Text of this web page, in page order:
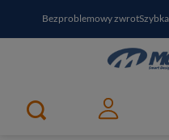
Bezproblemowy zwrot
PayPo - kup i zapłać za30 dni